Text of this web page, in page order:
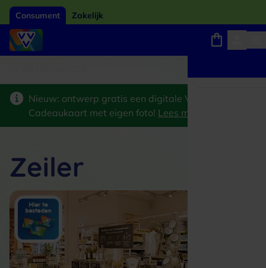
Consument Zakelijk
Nieuw: ontwerp gratis een digitale VVV
Cadeaukaart met eigen foto! Lees meer
Zeiler